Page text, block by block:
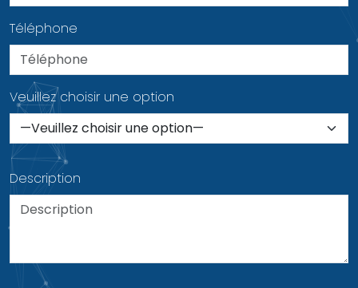
Téléphone
Veuillez choisir une option
Description